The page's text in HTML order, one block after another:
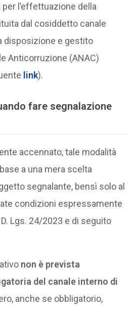
l’effettuazione della
dal cosiddetto canale
disposizione e gestito
Anticorruzione (ANAC)
link).
fare segnalazione
accennato, tale modalità
a una mera scelta
segnalante, bensì solo al
condizioni espressamente
Lgs. 24/2023 e di seguito
non è prevista
del canale interno di
anche se obbligatorio,